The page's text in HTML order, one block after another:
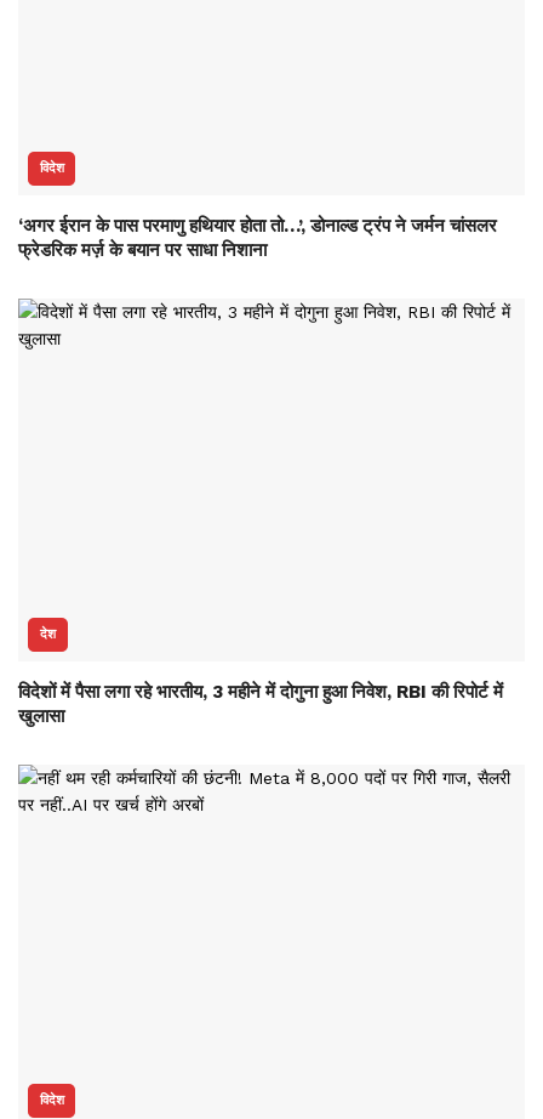
विदेश
‘अगर ईरान के पास परमाणु हथियार होता तो…’, डोनाल्ड ट्रंप ने जर्मन चांसलर
फ्रेडरिक मर्ज़ के बयान पर साधा निशाना
देश
विदेशों में पैसा लगा रहे भारतीय, 3 महीने में दोगुना हुआ निवेश, RBI की रिपोर्ट में
खुलासा
विदेश